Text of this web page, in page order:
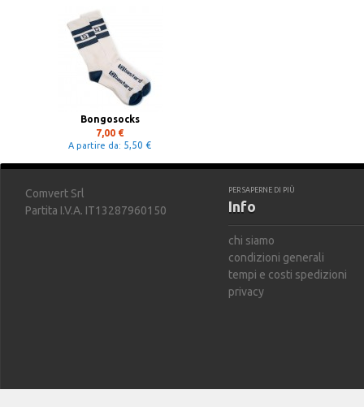
Bongosocks
7,00 €
A partire da: 5,50 €
Comvert Srl
Partita I.V.A. IT13287960150
PER SAPERNE DI PIÙ
Info
chi siamo
condizioni generali
tempi e costi spedizioni
privacy